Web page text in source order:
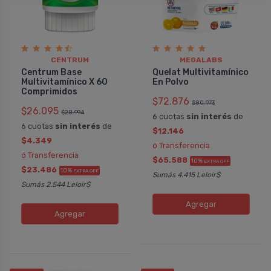
CENTRUM
Centrum Base
Multivitamí­nico X 60
Comprimidos
$26.095 $28.994
6 cuotas sin interés de
$4.349
ó Transferencia
$23.486 10% EXTRA OFF
Sumás 2.544 Leloir$
Agregar
MEGALABS
Quelat Multivitamínico
En Polvo
$72.876 $80.973
6 cuotas sin interés de
$12.146
ó Transferencia
$65.588 10% EXTRA OFF
Sumás 4.415 Leloir$
Agregar